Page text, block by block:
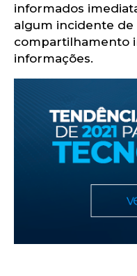
informados
algum incidente de
compartilhamento
informações.